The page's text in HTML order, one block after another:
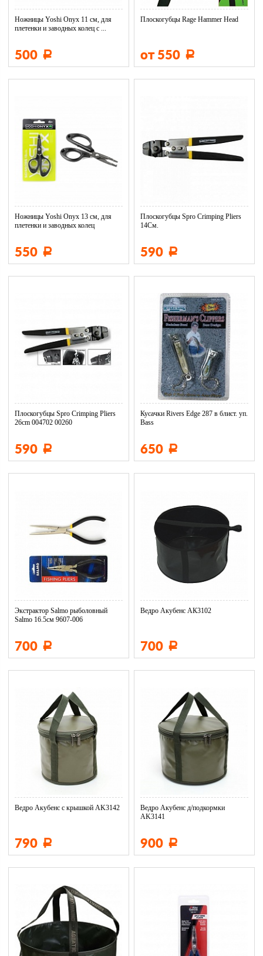
Ножницы Yoshi Onyx 11 см, для
плетенки и заводных колец с ...
500 Р
Плоскогубцы Rage Hammer Head
от 550 Р
Ножницы Yoshi Onyx 13 см, для
плетенки и заводных колец
550 Р
Плоскогубцы Spro Crimping Pliers
14См.
590 Р
Плоскогубцы Spro Crimping Pliers
26cm 004702 00260
590 Р
Кусачки Rivers Edge 287 в блист. уп.
Bass
650 Р
Экстрактор Salmo рыболовный
Salmo 16.5см 9607-006
700 Р
Ведро Акубенс АК3102
700 Р
Ведро Акубенс с крышкой AK3142
790 Р
Ведро Акубенс д/подкормки
AK3141
900 Р